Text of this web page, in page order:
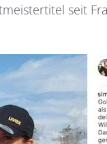
seit